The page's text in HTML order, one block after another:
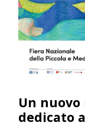
Un
dedicato